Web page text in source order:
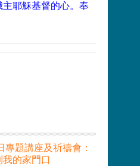
耶穌基督的心。奉
專題講座及祈禱會：
的家門口